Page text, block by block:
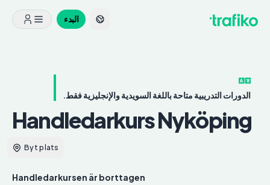
البدء
الدورات التدريبية متاحة باللغة السويدية والإنجليزية فقط.
HandledarkursNyköping
Byt plats
Handledarkursen är borttagen